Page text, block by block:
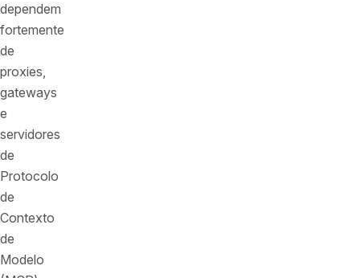
dependem
fortemente
de
proxies,
gateways
e
servidores
de
Protocolo
de
Contexto
de
Modelo